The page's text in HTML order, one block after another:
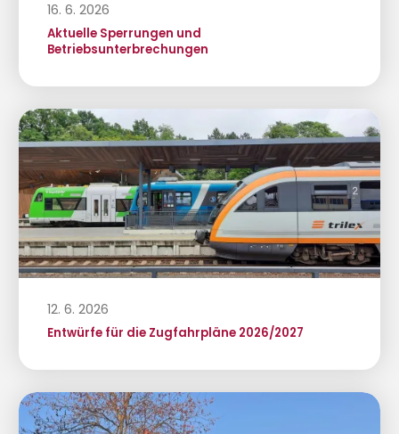
16. 6. 2026
Aktuelle Sperrungen und
Betriebsunterbrechungen
12. 6. 2026
Entwürfe für die Zugfahrpläne 2026/2027